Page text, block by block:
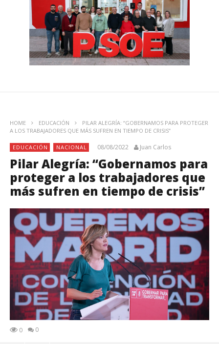
HOME EDUCACIÓN
PILAR ALEGRÍA: “GOBERNAMOS PARA PROTEGER
A LOS TRABAJADORES QUE MÁS SUFREN EN TIEMPO DE CRISIS”
EDUCACIÓN NACIONAL 08/08/2022 Juan Carlos
Pilar Alegría: “Gobernamos para
proteger a los trabajadores que
más sufren en tiempo de crisis”
0 0